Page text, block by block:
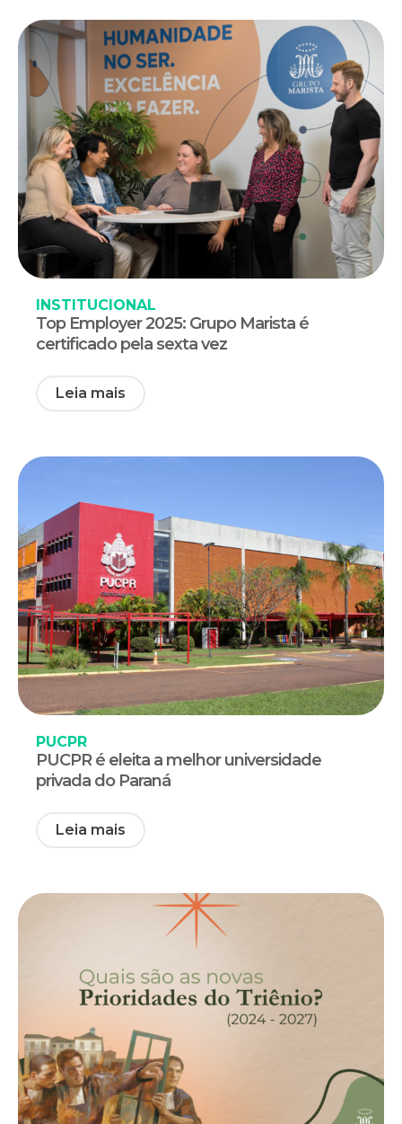
INSTITUCIONAL
Top Employer 2025: Grupo Marista é
certificado pela sexta vez
Leia mais
PUCPR
PUCPR é eleita a melhor universidade
privada do Paraná
Leia mais